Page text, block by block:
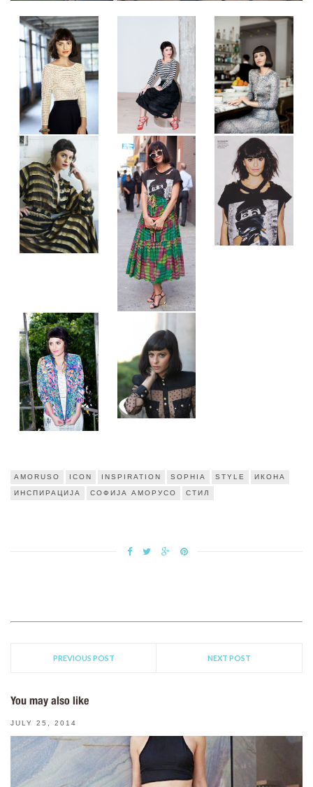
AMORUSO ICON INSPIRATION SOPHIA STYLE ИКОНА
ИНСПИРАЦИЈА СОФИЈА АМОРУСО СТИЛ
PREVIOUS POST NEXT POST
You may also like
JULY 25, 2014